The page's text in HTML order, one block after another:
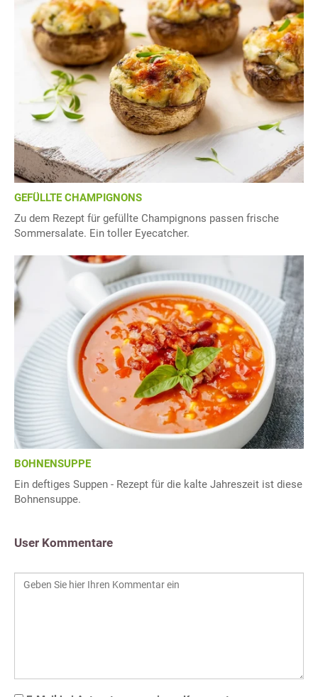
GEFÜLLTE CHAMPIGNONS
Zu dem Rezept für gefüllte Champignons passen frische
Sommersalate. Ein toller Eyecatcher.
BOHNENSUPPE
Ein deftiges Suppen - Rezept für die kalte Jahreszeit ist diese
Bohnensuppe.
User Kommentare